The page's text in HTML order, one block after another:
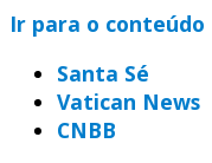
Ir para o conteúdo
Santa Sé
Vatican News
CNBB